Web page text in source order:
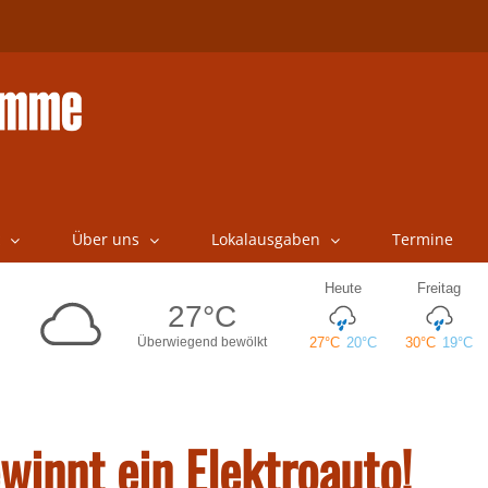
Über uns Lokalausgaben Termine
ein Elektroauto!